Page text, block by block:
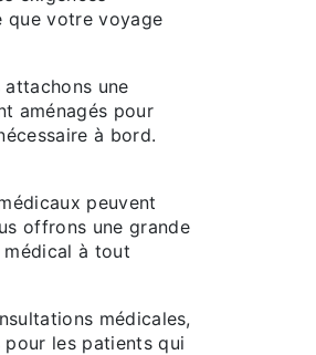
que votre voyage
une
aménagés pour
à bord.
peuvent
offrons une grande
à tout
médicales,
les patients qui